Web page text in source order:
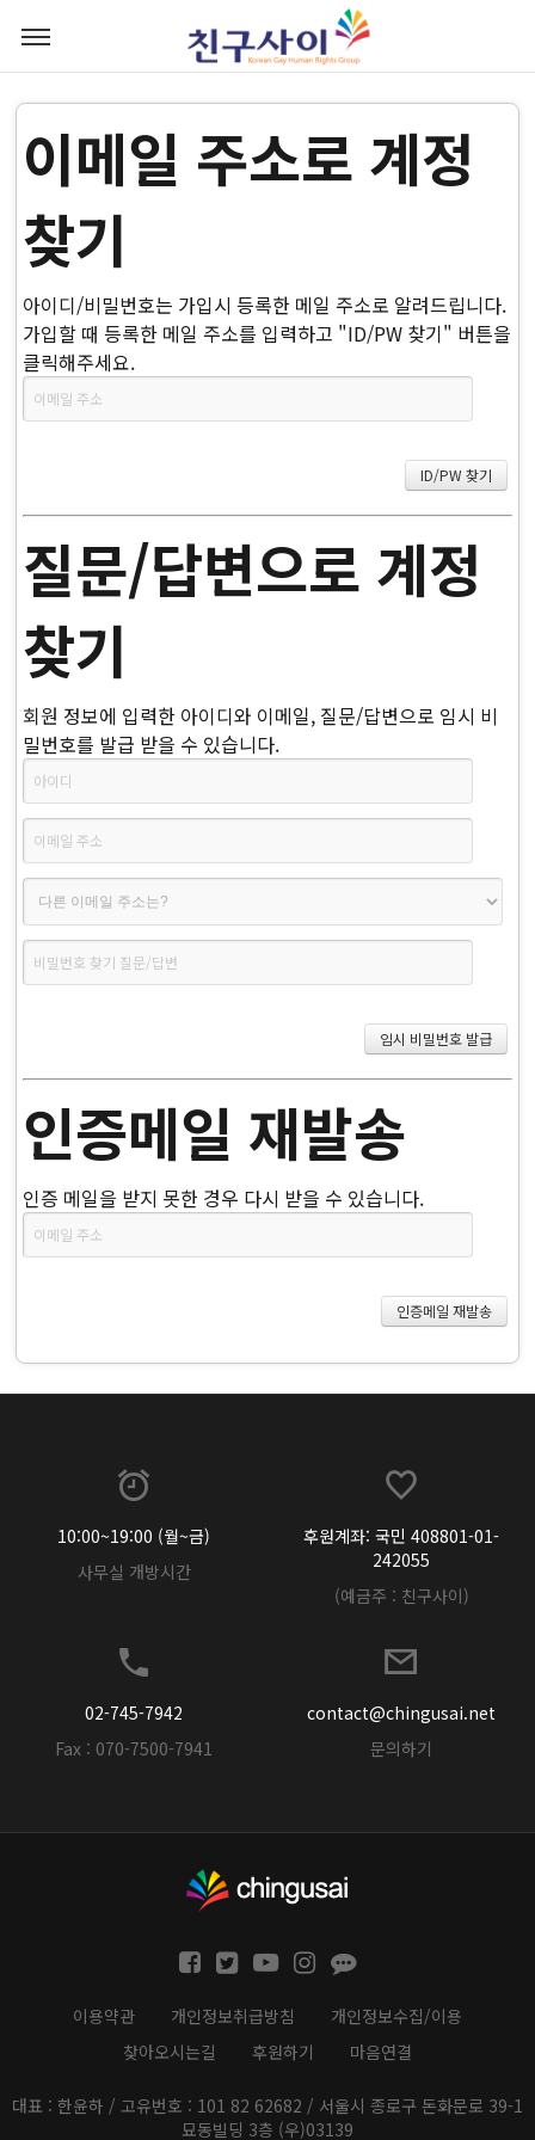
이메일 주소로 계정
찾기
아이디/비밀번호는 가입시 등록한 메일 주소로 알려드립니다.
가입할 때 등록한 메일 주소를 입력하고 "ID/PW 찾기" 버튼을
클릭해주세요.
질문/답변으로 계정
찾기
회원 정보에 입력한 아이디와 이메일, 질문/답변으로 임시 비
밀번호를 발급 받을 수 있습니다.
인증메일 재발송
인증 메일을 받지 못한 경우 다시 받을 수 있습니다.
10:00~19:00 (월~금)
사무실 개방시간
후원계좌: 국민 408801-01-
242055
(예금주 : 친구사이)
02-745-7942
Fax : 070-7500-7941
contact@chingusai.net
문의하기
이용약관 개인정보취급방침
개인정보수집/이용
찾아오시는길
후원하기 마음연결
대표 : 한윤하 / 고유번호 : 101 82 62682 / 서울시 종로구 돈화문로 39-1
묘동빌딩 3층 (우)03139